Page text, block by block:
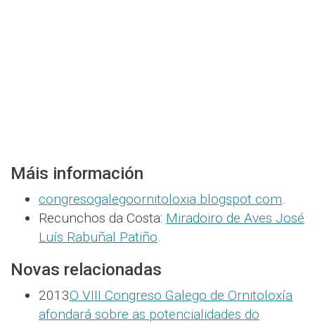
Máis información
congresogalegoornitoloxia.blogspot.com.
Recunchos da Costa: Miradoiro de Aves José
Luís Rabuñal Patiño.
Novas relacionadas
2013O VIII Congreso Galego de Ornitoloxía
afondará sobre as potencialidades do